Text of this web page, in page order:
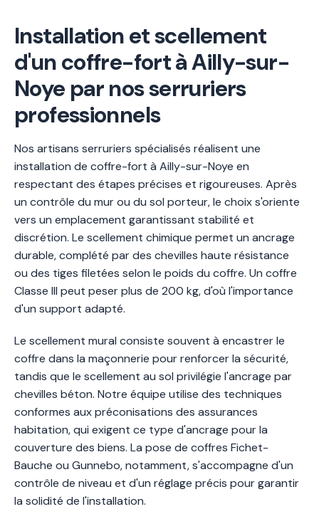
Installation et scellement
d'un coffre-fort à Ailly-sur-
Noye par nos serruriers
professionnels
Nos artisans serruriers spécialisés réalisent une
installation de coffre-fort à Ailly-sur-Noye en
respectant des étapes précises et rigoureuses. Après
un contrôle du mur ou du sol porteur, le choix s'oriente
vers un emplacement garantissant stabilité et
discrétion. Le scellement chimique permet un ancrage
durable, complété par des chevilles haute résistance
ou des tiges filetées selon le poids du coffre. Un coffre
Classe III peut peser plus de 200 kg, d'où l'importance
d'un support adapté.
Le scellement mural consiste souvent à encastrer le
coffre dans la maçonnerie pour renforcer la sécurité,
tandis que le scellement au sol privilégie l'ancrage par
chevilles béton. Notre équipe utilise des techniques
conformes aux préconisations des assurances
habitation, qui exigent ce type d'ancrage pour la
couverture des biens. La pose de coffres Fichet-
Bauche ou Gunnebo, notamment, s'accompagne d'un
contrôle de niveau et d'un réglage précis pour garantir
la solidité de l'installation.